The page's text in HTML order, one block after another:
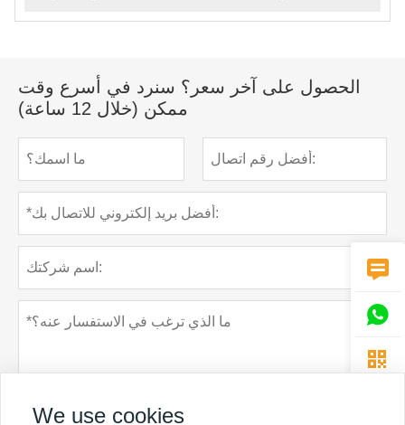
الحصول على آخر سعر؟ سنرد في أسرع وقت
ممكن (خلال 12 ساعة)



We use cookies